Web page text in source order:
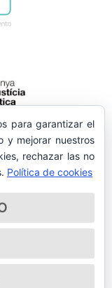
para garantizar el
y mejorar nuestros
rechazar las no
Política de cookies